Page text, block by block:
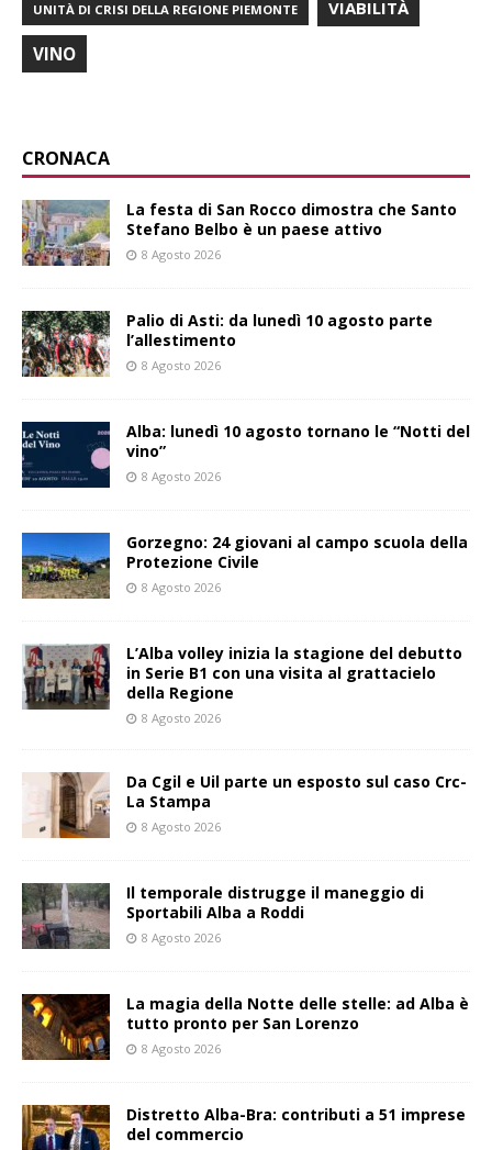
UNITÀ DI CRISI DELLA REGIONE PIEMONTE VIABILITÀ
VINO
CRONACA
La festa di San Rocco dimostra che Santo
Stefano Belbo è un paese attivo
8 Agosto 2026
Palio di Asti: da lunedì 10 agosto parte
l’allestimento
8 Agosto 2026
Alba: lunedì 10 agosto tornano le “Notti del
vino”
8 Agosto 2026
Gorzegno: 24 giovani al campo scuola della
Protezione Civile
8 Agosto 2026
L’Alba volley inizia la stagione del debutto
in Serie B1 con una visita al grattacielo
della Regione
8 Agosto 2026
Da Cgil e Uil parte un esposto sul caso Crc-
La Stampa
8 Agosto 2026
Il temporale distrugge il maneggio di
Sportabili Alba a Roddi
8 Agosto 2026
La magia della Notte delle stelle: ad Alba è
tutto pronto per San Lorenzo
8 Agosto 2026
Distretto Alba-Bra: contributi a 51 imprese
del commercio